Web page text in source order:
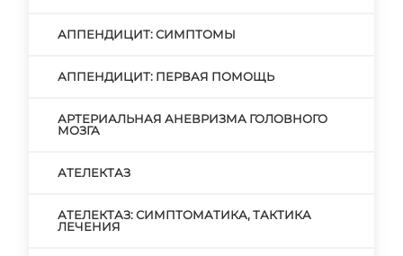
АППЕНДИЦИТ: СИМПТОМЫ
АППЕНДИЦИТ: ПЕРВАЯ ПОМОЩЬ
АРТЕРИАЛЬНАЯ АНЕВРИЗМА ГОЛОВНОГО
МОЗГА
АТЕЛЕКТАЗ
АТЕЛЕКТАЗ: СИМПТОМАТИКА, ТАКТИКА
ЛЕЧЕНИЯ